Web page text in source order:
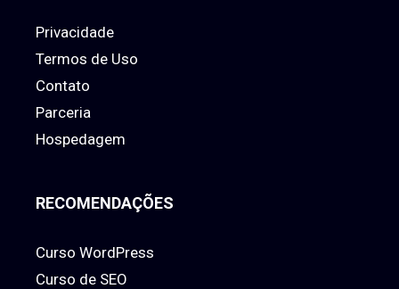
Privacidade
Termos de Uso
Contato
Parceria
Hospedagem
RECOMENDAÇÕES
Curso WordPress
Curso de SEO